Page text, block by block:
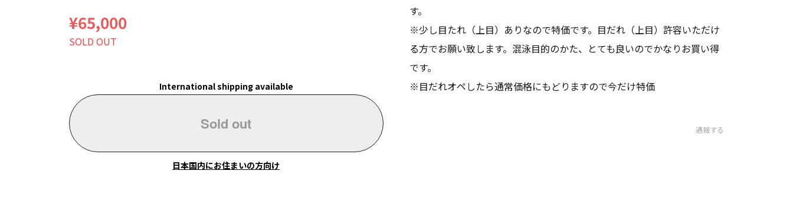
¥65,000
SOLD OUT
International shipping available
Sold out
日本国内にお住まいの方向け
す。
※少し目たれ（上目）ありなので特価です。目だれ（上目）許容いただけ
る方でお願い致します。混泳目的のかた、とても良いのでかなりお買い得
です。
※目だれオペしたら通常価格にもどりますので今だけ特価
通報する